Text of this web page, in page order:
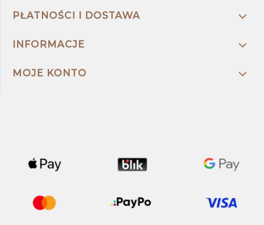
PŁATNOŚCI I DOSTAWA
INFORMACJE
MOJE KONTO